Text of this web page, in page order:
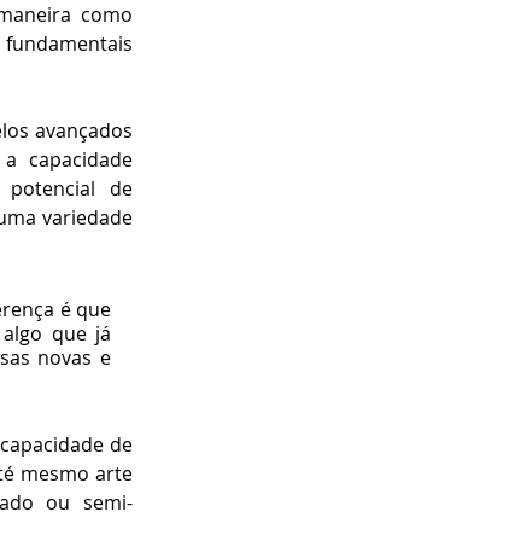
como
avançados
capacidade
de
variedade
é que
que já
novas e
de
mesmo arte
ou semi-